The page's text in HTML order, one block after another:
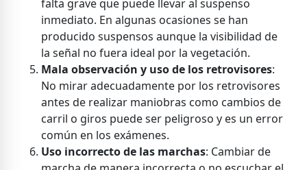
falta grave que puede llevar al suspenso
inmediato. En algunas ocasiones se han
producido suspensos aunque la visibilidad de
la señal no fuera ideal por la vegetación.
Mala observación y uso de los retrovisores:
No mirar adecuadamente por los retrovisores
antes de realizar maniobras como cambios de
carril o giros puede ser peligroso y es un error
común en los exámenes.
Uso incorrecto de las marchas: Cambiar de